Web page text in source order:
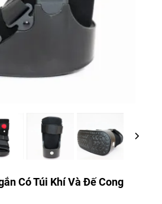
Có Túi Khí Và Đế Cong